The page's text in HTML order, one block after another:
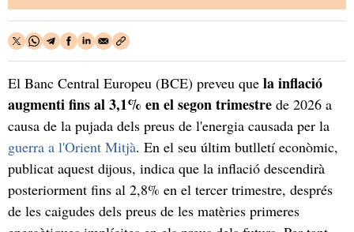
El Banc Central Europeu (BCE) preveu que la inflació
augmenti fins al 3,1% en el segon trimestre de 2026 a
causa de la pujada dels preus de l'energia causada per la
guerra a l'Orient Mitjà. En el seu últim butlletí econòmic,
publicat aquest dijous, indica que la inflació descendirà
posteriorment fins al 2,8% en el tercer trimestre, després
de les caigudes dels preus de les matèries primeres